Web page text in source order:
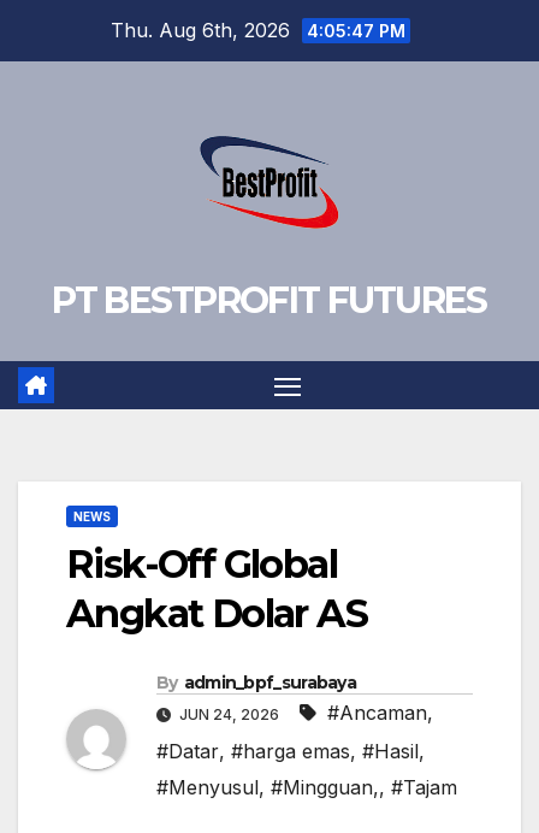
Thu. Aug 6th, 2026 4:05:48 PM
PT BESTPROFIT FUTURES
NEWS
Risk-Off Global
Angkat Dolar AS
By admin_bpf_surabaya
JUN 24, 2026 #Ancaman,
#Datar, #harga emas, #Hasil,
#Menyusul, #Mingguan,, #Tajam